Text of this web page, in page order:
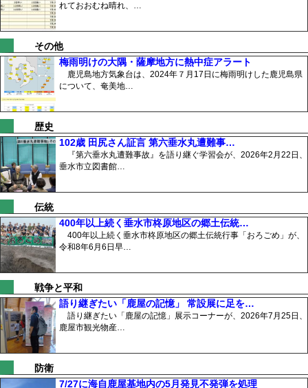
れておおむね晴れ、…
その他
梅雨明けの大隅・薩摩地方に熱中症アラート
鹿児島地方気象台は、2024年７月17日に梅雨明けした鹿児島県
について、奄美地…
歴史
102歳 田尻さん証言 第六垂水丸遭難事…
『第六垂水丸遭難事故』を語り継ぐ学習会が、2026年2月22日、
垂水市立図書館…
伝統
400年以上続く垂水市柊原地区の郷土伝統…
400年以上続く垂水市柊原地区の郷土伝統行事「おろごめ」が、
令和8年6月6日早…
戦争と平和
語り継ぎたい「鹿屋の記憶」 常設展に足を…
語り継ぎたい「鹿屋の記憶」展示コーナーが、2026年7月25日、
鹿屋市観光物産…
防衛
7/27に海自鹿屋基地内の5月発見不発弾を処理